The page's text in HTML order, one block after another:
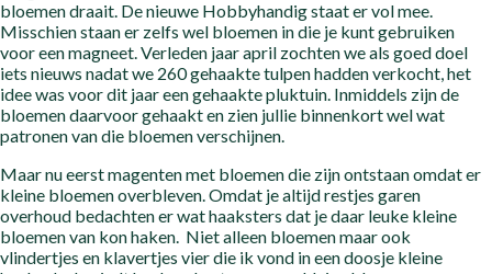
bloemen draait. De nieuwe Hobbyhandig staat er vol mee.
Misschien staan er zelfs wel bloemen in die je kunt gebruiken
voor een magneet. Verleden jaar april zochten we als goed doel
iets nieuws nadat we 260 gehaakte tulpen hadden verkocht, het
idee was voor dit jaar een gehaakte pluktuin. Inmiddels zijn de
bloemen daarvoor gehaakt en zien jullie binnenkort wel wat
patronen van die bloemen verschijnen.
Maar nu eerst magenten met bloemen die zijn ontstaan omdat er
kleine bloemen overbleven. Omdat je altijd restjes garen
overhoud bedachten er wat haaksters dat je daar leuke kleine
bloemen van kon haken. Niet alleen bloemen maar ook
vlindertjes en klavertjes vier die ik vond in een doosje kleine